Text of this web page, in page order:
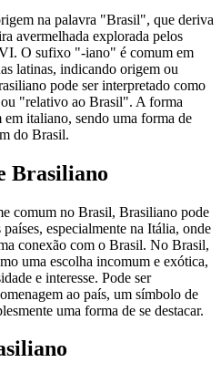
na palavra "Brasil", que deriva
avermelhada explorada pelos
O sufixo "-iano" é comum em
latinas, indicando origem ou
pode ser interpretado como
"relativo ao Brasil". A forma
italiano, sendo uma forma de
do Brasil.
Brasiliano
comum no Brasil, Brasiliano pode
especialmente na Itália, onde
conexão com o Brasil. No Brasil,
uma escolha incomum e exótica,
e interesse. Pode ser
ao país, um símbolo de
uma forma de se destacar.